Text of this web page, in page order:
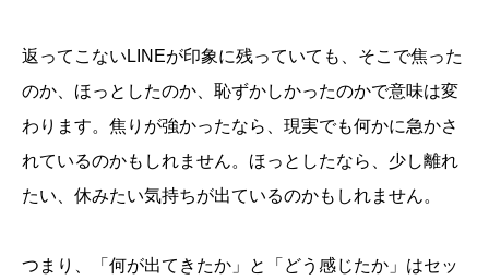
返ってこないLINEが印象に残っていても、そこで焦った
のか、ほっとしたのか、恥ずかしかったのかで意味は変
わります。焦りが強かったなら、現実でも何かに急かさ
れているのかもしれません。ほっとしたなら、少し離れ
たい、休みたい気持ちが出ているのかもしれません。
つまり、「何が出てきたか」と「どう感じたか」はセッ